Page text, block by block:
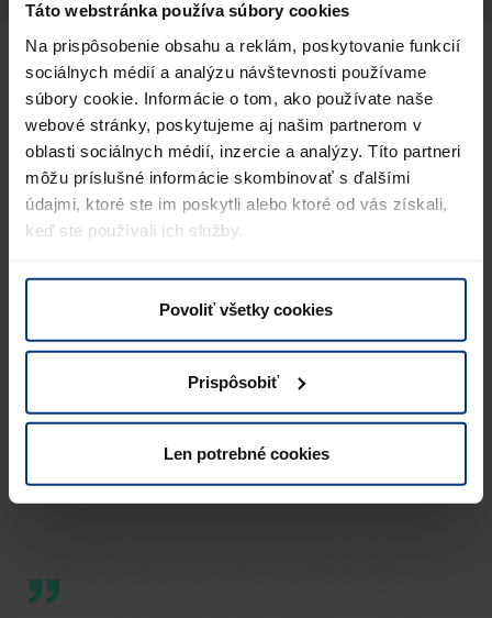
Táto webstránka používa súbory cookies
Na prispôsobenie obsahu a reklám, poskytovanie funkcií
sociálnych médií a analýzu návštevnosti používame
súbory cookie. Informácie o tom, ako používate naše
webové stránky, poskytujeme aj našim partnerom v
oblasti sociálnych médií, inzercie a analýzy. Títo partneri
môžu príslušné informácie skombinovať s ďalšími
údajmi, ktoré ste im poskytli alebo ktoré od vás získali,
keď ste používali ich služby.
Povoliť všetky cookies
Prispôsobiť
Len potrebné cookies
Čo sú lítium-iónové batérie?
Lítium-iónové batérie sú typ dobíjacích batérií
sa používajú v mnohých moderných zariadeniach, ako sú
mobilné telefóny, notebooky, elektrické vozidlá a
ďalšia elektronika . Vyznačujú sa vysokou energetickou
energie v malom objeme a majú dlhú životnosť. Tieto
batérie fungujú na princípe pohybu iónov lítia medzi
chemickému zloženiu je potrebné s nimi zaobchádzať
bezpečne, zvlášť pri preprave a likvidácii, pretože môžu
byť nebezpečné pri poškodení alebo nesprávnej
„